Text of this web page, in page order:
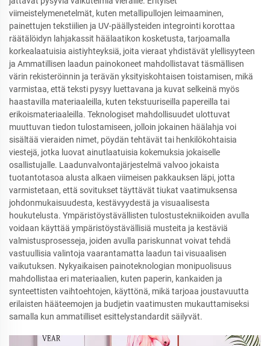
viimeistelymenetelmät, kuten metallipullojen leimaaminen,
painettujen tekstiilien ja UV-päällysteiden integrointi korottaa
räätälöidyn lahjakassit häälaatikon kosketusta, tarjoamalla
korkealaatuisia aistiyhteyksiä, joita vieraat yhdistävät ylellisyyteen
ja Ammatillisen laadun painokoneet mahdollistavat täsmällisen
värin rekisteröinnin ja terävän yksityiskohtaisen toistamisen, mikä
varmistaa, että teksti pysyy luettavana ja kuvat selkeinä myös
haastavilla materiaaleilla, kuten tekstuuriseilla papereilla tai
erikoismateriaaleilla. Teknologiset mahdollisuudet ulottuvat
muuttuvan tiedon tulostamiseen, jolloin jokainen häälahja voi
sisältää vieraiden nimet, pöydän tehtävät tai henkilökohtaisia
viestejä, jotka luovat ainutlaatuisia kokemuksia jokaiselle
osallistujalle. Laadunvalvontajärjestelmä valvoo jokaista
tuotantotasoa alusta alkaen viimeisen pakkauksen läpi, jotta
varmistetaan, että sovitukset täyttävät tiukat vaatimuksensa
johdonmukaisuudesta, kestävyydestä ja visuaalisesta
houkutelusta. Ympäristöystävällisten tulostustekniikoiden avulla
voidaan käyttää ympäristöystävällisiä musteita ja kestäviä
valmistusprosesseja, joiden avulla pariskunnat voivat tehdä
vastuullisia valintoja vaarantamatta laadun tai visuaalisen
vaikutuksen. Nykyaikaisen painoteknologian monipuolisuus
mahdollistaa eri materiaalien, kuten paperin, kankaiden ja
synteettisten vaihtoehtojen, käyttönä, mikä tarjoaa joustavuutta
erilaisten hääteemojen ja budjetin vaatimusten mukauttamiseksi
samalla kun ammatilliset esittelystandardit säilyvät.